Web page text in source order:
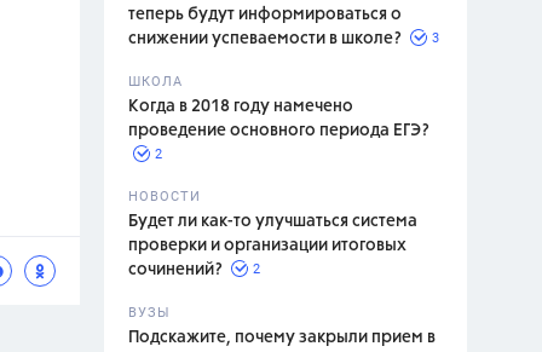
теперь будут информироваться о
снижении успеваемости в школе?
3
ШКОЛА
Когда в 2018 году намечено
проведение основного периода ЕГЭ?
2
НОВОСТИ
Будет ли как-то улучшаться система
проверки и организации итоговых
сочинений?
2
ВУЗЫ
Подскажите, почему закрыли прием в